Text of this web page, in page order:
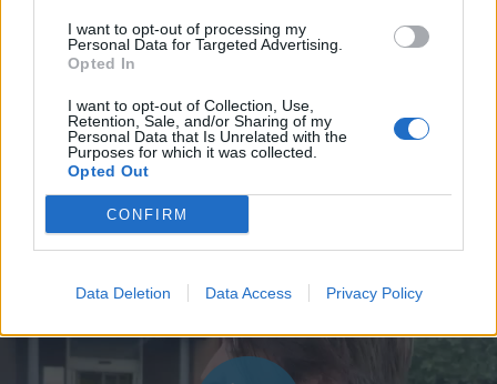
I want to opt-out of processing my
Personal Data for Targeted Advertising.
Opted In
I want to opt-out of Collection, Use,
Retention, Sale, and/or Sharing of my
Personal Data that Is Unrelated with the
Purposes for which it was collected.
Opted Out
CONFIRM
Data Deletion Data Access Privacy Policy